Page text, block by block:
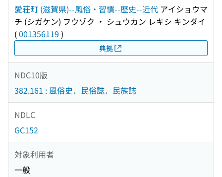
愛荘町 (滋賀県)--風俗・習慣--歴史--近代 アイショウマ
チ (シガケン) フウゾク ・ シュウカン レキシ キンダイ
(001356119 )
典拠
NDC10版
382.161 : 風俗史．民俗誌．民族誌
NDLC
GC152
対象利用者
一般